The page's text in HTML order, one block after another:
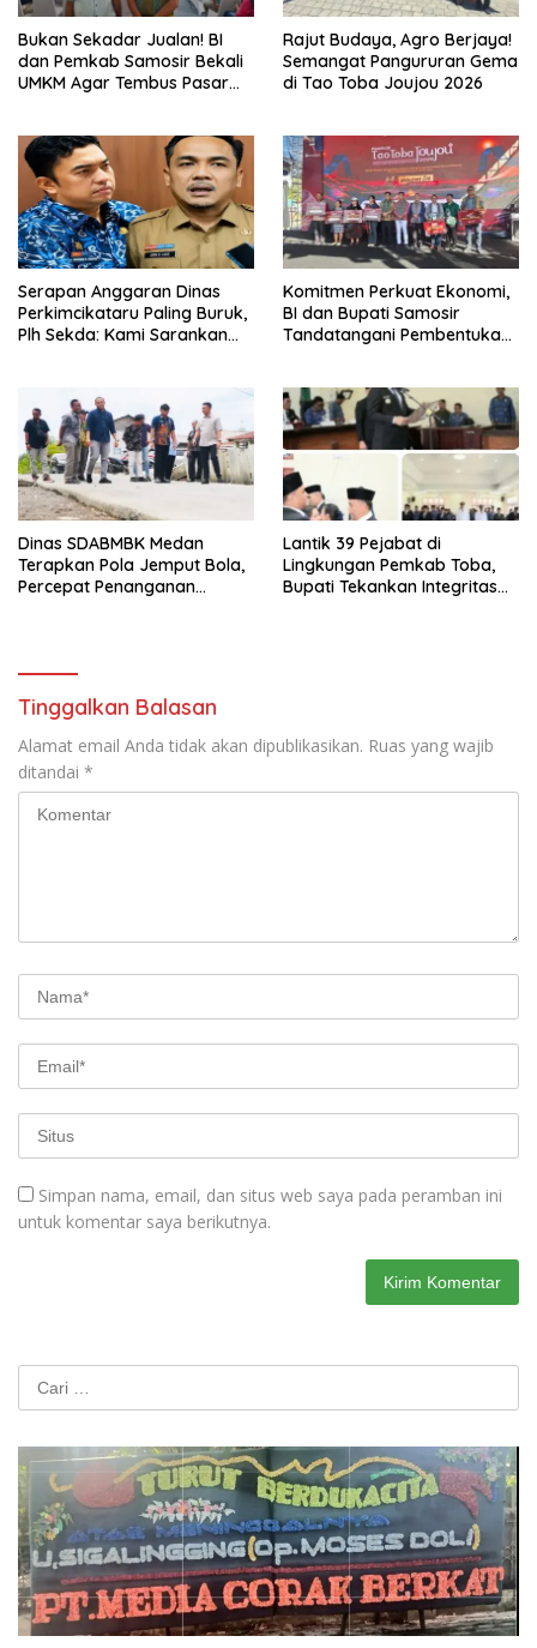
Bukan Sekadar Jualan! BI
dan Pemkab Samosir Bekali
UMKM Agar Tembus Pasar
Rajut Budaya, Agro Berjaya!
Semangat Pangururan Gema
di Tao Toba Joujou 2026
Serapan Anggaran Dinas
Perkimcikataru Paling Buruk,
Plh Sekda: Kami Sarankan
Komitmen Perkuat Ekonomi,
BI dan Bupati Samosir
Tandatangani Pembentukan
Dinas SDABMBK Medan
Terapkan Pola Jemput Bola,
Percepat Penanganan
Lantik 39 Pejabat di
Lingkungan Pemkab Toba,
Bupati Tekankan Integritas
Tinggalkan Balasan
Alamat email Anda tidak akan dipublikasikan. Ruas yang wajib
ditandai *
Simpan nama, email, dan situs web saya pada peramban ini
untuk komentar saya berikutnya.
Cari
untuk: